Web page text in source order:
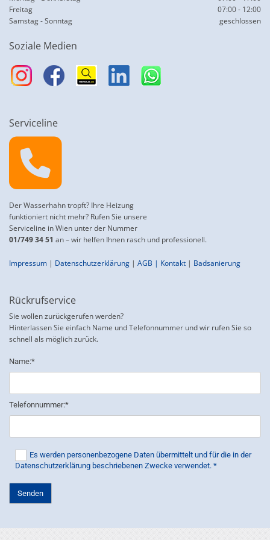
Freitag
07:00 - 12:00
Samstag - Sonntag
geschlossen
Soziale Medien
Serviceline

Der Wasserhahn tropft? Ihre Heizung
funktioniert nicht mehr? Rufen Sie unsere
Serviceline in Wien unter der Nummer
01/749 34 51 an – wir helfen Ihnen rasch und professionell.
Impressum | Datenschutzerklärung | AGB | Kontakt | Badsanierung
Rückrufservice
Sie wollen zurückgerufen werden?
Hinterlassen Sie einfach Name und Telefonnummer und wir rufen Sie so
schnell als möglich zurück.
Name:*
Telefonnummer:*
Es werden personenbezogene Daten übermittelt und für die in der
Datenschutzerklärung beschriebenen Zwecke verwendet. *